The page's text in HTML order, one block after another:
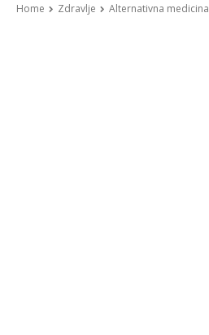
Home Zdravlje Alternativna medicina